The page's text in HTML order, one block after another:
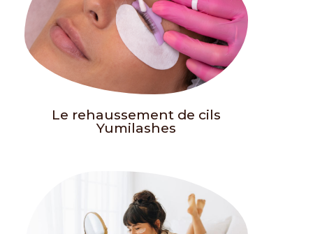
Le rehaussement de cils
Yumilashes